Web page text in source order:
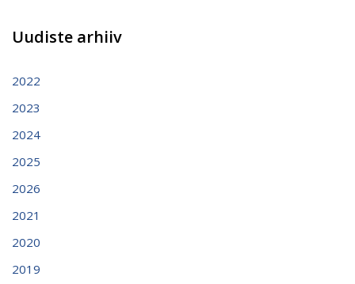
Uudiste arhiiv
2022
2023
2024
2025
2026
2021
2020
2019